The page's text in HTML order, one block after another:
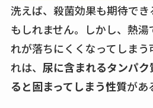
洗えば、殺菌効果も期待で
もしれません。しかし、熱
れが落ちにくくなってしまう
れは、 尿に含まれるタンパ
ると固まってしまう性質があ